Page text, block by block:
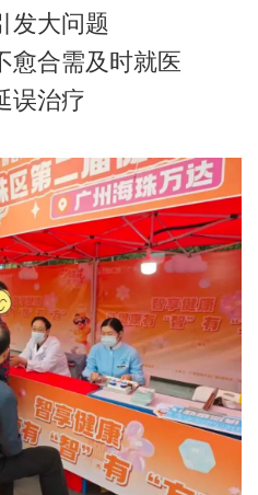
发大问题
愈合需及时就医
误治疗